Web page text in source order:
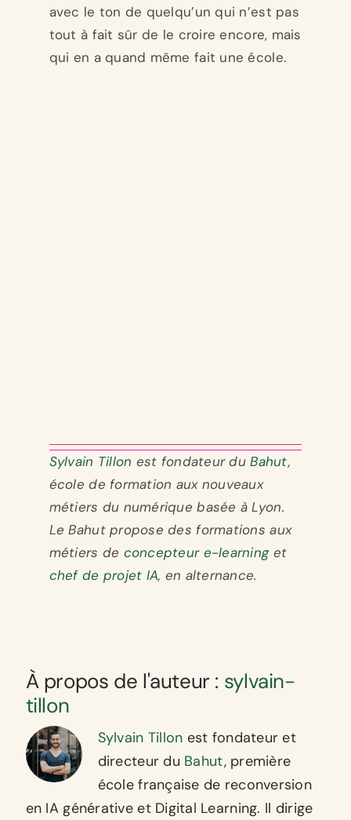
avec le ton de quelqu’un qui n’est pas
tout à fait sûr de le croire encore, mais
qui en a quand même fait une école.
Sylvain Tillon est fondateur duBahut,
école de formation aux nouveaux
métiers du numérique basée à Lyon.
Le Bahut propose des formations aux
métiers de concepteur e-learninget
chef de projet IA, en alternance.
À propos de l'auteur : sylvain-
tillon
Sylvain Tillon est fondateur et
directeur du Bahut, première
école française de reconversion
en IA générative et Digital Learning. Il dirige